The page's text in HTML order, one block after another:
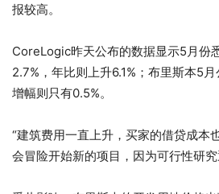
报较高。
CoreLogic昨天公布的数据显示5月份
2.7%，年比则上升6.1%；布里斯本5
增幅则只有0.5%。
“建筑费用一直上升，买家的借贷成本
会冒险开始新的项目，因为可行性研究